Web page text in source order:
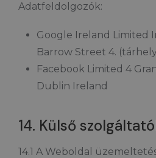
Adatfeldolgozók:
Google Ireland Limited
Barrow Street 4.
Facebook Limited 4
Dublin Ireland
14. Külső
14.1 A Weboldal